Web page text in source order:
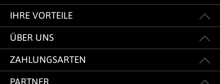
IHRE VORTEILE
ÜBER UNS
ZAHLUNGSARTEN
PARTNER